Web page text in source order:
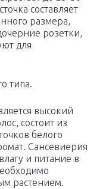
составляет
размера,
розетки,
для
типа.
высокий
состоит из
белого
Сансевиерия
и питание в
растением.